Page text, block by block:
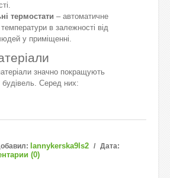
термостати – автоматичне
в залежності від
у приміщенні.
значно покращують
будівель. Серед них:
lannykerska9ls2
Дата:
(0)